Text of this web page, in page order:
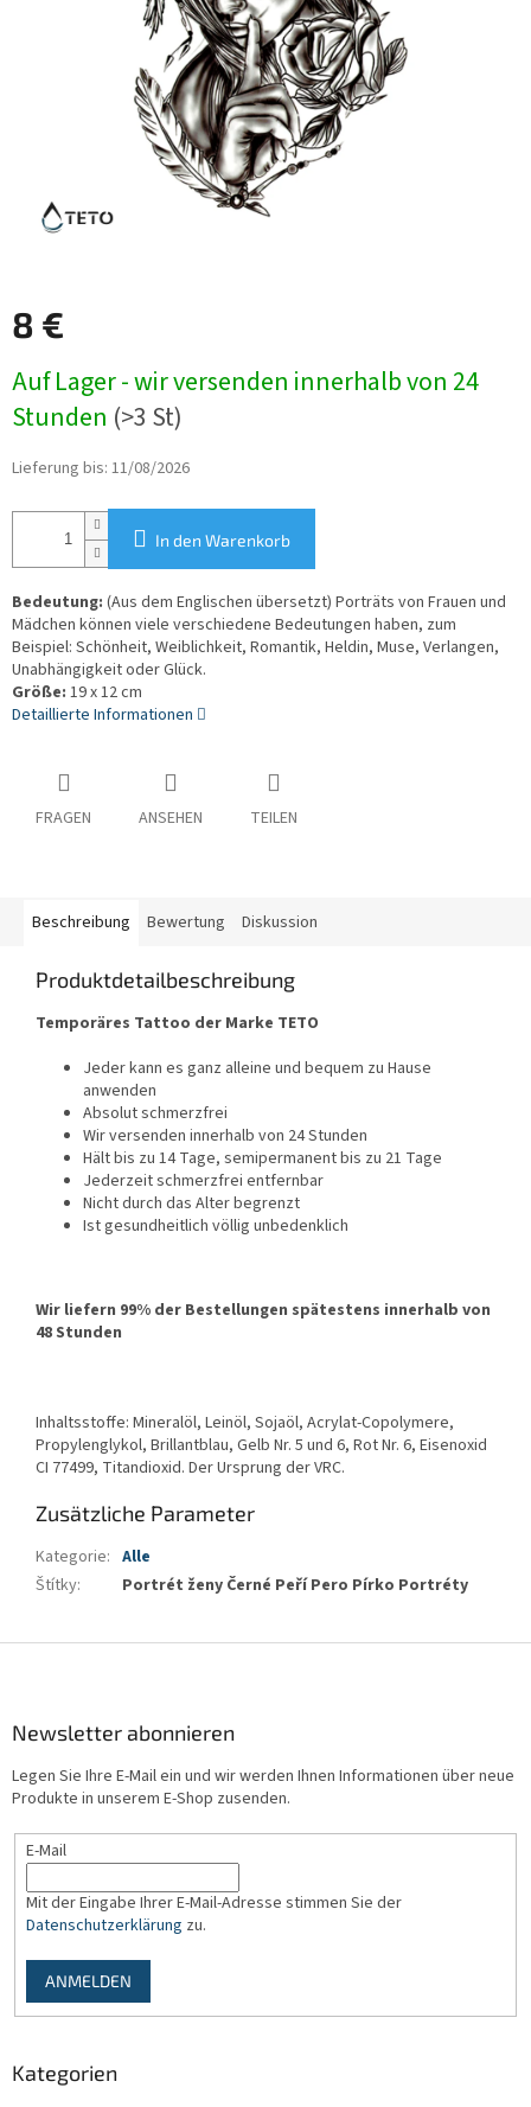
8 €
Auf Lager - wir versenden innerhalb von 24
Stunden (>3 St)
Lieferung bis: 11/08/2026
In den Warenkorb
Bedeutung: (Aus dem Englischen übersetzt) Porträts von Frauen und
Mädchen können viele verschiedene Bedeutungen haben, zum
Beispiel: Schönheit, Weiblichkeit, Romantik, Heldin, Muse, Verlangen,
Unabhängigkeit oder Glück.
Größe: 19 x 12 cm
Detaillierte Informationen
FRAGEN ANSEHEN TEILEN
Beschreibung Bewertung Diskussion
Produktdetailbeschreibung
Temporäres Tattoo der Marke TETO
Jeder kann es ganz alleine und bequem zu Hause
anwenden
Absolut schmerzfrei
Wir versenden innerhalb von 24 Stunden
Hält bis zu 14 Tage, semipermanent bis zu 21 Tage
Jederzeit schmerzfrei entfernbar
Nicht durch das Alter begrenzt
Ist gesundheitlich völlig unbedenklich
Wir liefern 99% der Bestellungen spätestens innerhalb von
48 Stunden
Inhaltsstoffe: Mineralöl, Leinöl, Sojaöl, Acrylat-Copolymere,
Propylenglykol, Brillantblau, Gelb Nr. 5 und 6, Rot Nr. 6, Eisenoxid
CI 77499, Titandioxid. Der Ursprung der VRC.
Zusätzliche Parameter
Kategorie: Alle
Štítky: Portrét ženy Černé Peří Pero Pírko Portréty
Newsletter abonnieren
Legen Sie Ihre E-Mail ein und wir werden Ihnen Informationen über neue
Produkte in unserem E-Shop zusenden.
E-Mail
Mit der Eingabe Ihrer E-Mail-Adresse stimmen Sie der
Datenschutzerklärung zu.
ANMELDEN
Kategorien